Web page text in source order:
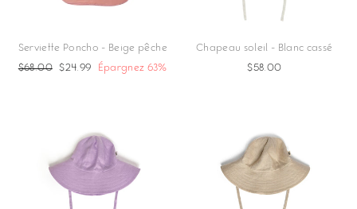
Serviette Poncho - Beige pêche
Prix
$68.00
Prix
$24.99 Épargnez 63%
Chapeau soleil - Blanc cassé
$58.00